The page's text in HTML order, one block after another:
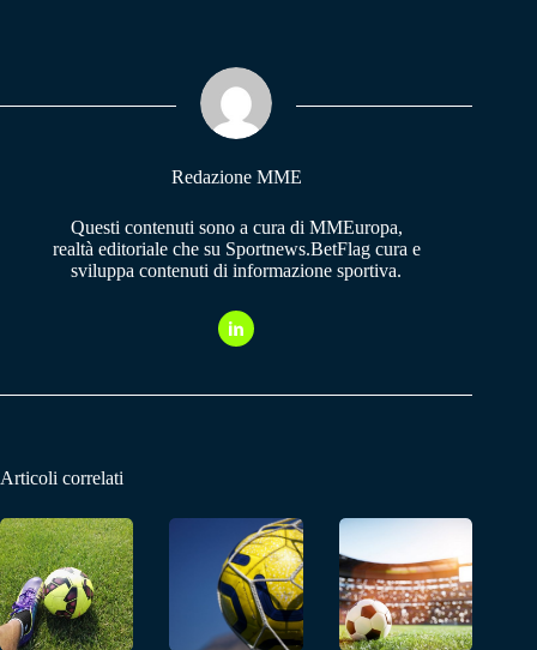
pp m
Redazione MME
Questi contenuti sono a cura di MMEuropa,
realtà editoriale che su Sportnews.BetFlag cura e
sviluppa contenuti di informazione sportiva.
Articoli correlati